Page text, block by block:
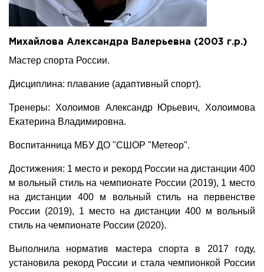
Михайлова Александра Валерьевна (2003 г.р.)
Мастер спорта России.
Дисциплина: плавание (адаптивный спорт).
Тренеры: Холоимов Александр Юрьевич, Холоимова
Екатерина Владимировна.
Воспитанница МБУ ДО "СШОР "Метеор".
Достижения: 1 место и рекорд России на дистанции 400
м вольный стиль на чемпионате России (2019), 1 место
на дистанции 400 м вольный стиль на первенстве
России (2019), 1 место на дистанции 400 м вольный
стиль на чемпионате России (2020).
Выполнила норматив мастера спорта в 2017 году,
установила рекорд России и стала чемпионкой России